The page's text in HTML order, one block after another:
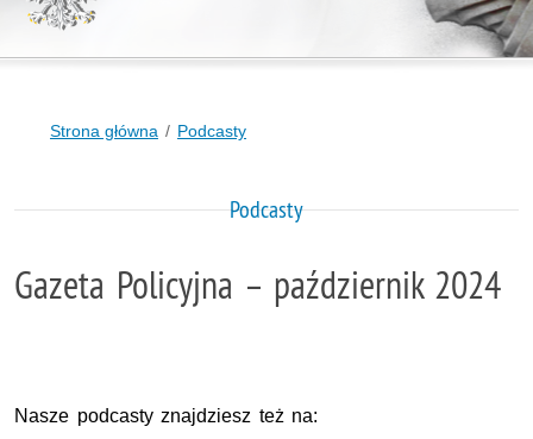
Strona główna Podcasty
Podcasty
Gazeta Policyjna – październik 2024
Nasze podcasty znajdziesz też na: